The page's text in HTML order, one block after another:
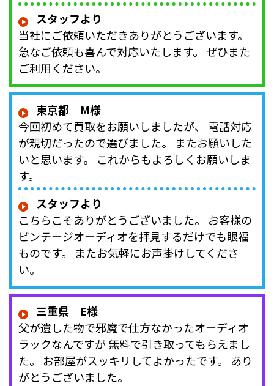
スタッフより
当社にご依頼いただきありがとうございます。
急なご依頼も喜んで対応いたします。 ぜひまた
ご利用ください。
東京都 M様
今回初めて買取をお願いしましたが、 電話対応
が親切だったので選びました。 またお願いした
いと思います。 これからもよろしくお願いしま
す。
スタッフより
こちらこそありがとうございました。 お客様の
ビンテージオーディオを拝見するだけでも眼福
ものです。 またお気軽にお声掛けしてくださ
い。
三重県 E様
父が遺した物で邪魔で仕方なかったオーディオ
ラックなんですが 無料で引き取ってもらえまし
た。 お部屋がスッキリしてよかったです。 あり
がとうございました。